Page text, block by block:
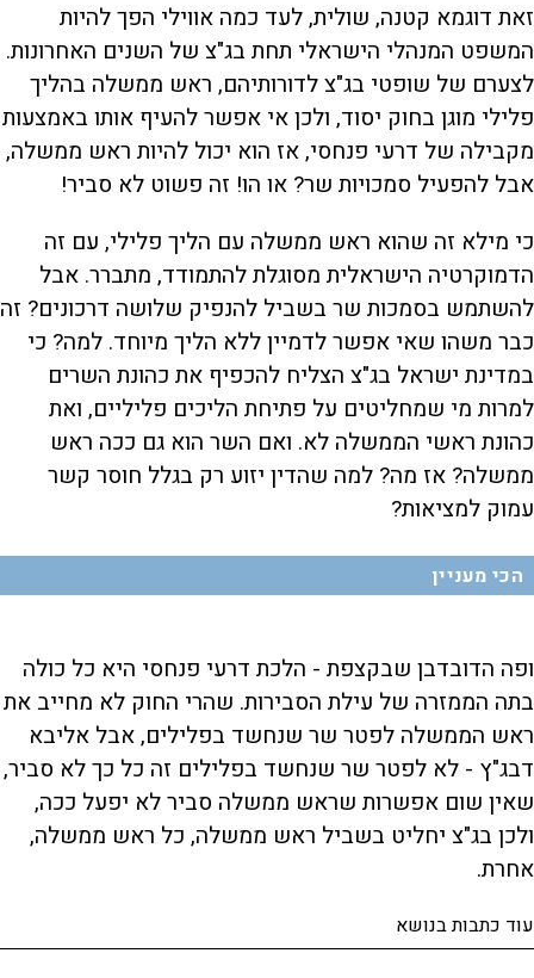
זאת דוגמא קטנה, שולית, לעד כמה אווילי הפך להיות
המשפט המנהלי הישראלי תחת בג"צ של השנים האחרונות.
לצערם של שופטי בג"צ לדורותיהם, ראש ממשלה בהליך
פלילי מוגן בחוק יסוד, ולכן אי אפשר להעיף אותו באמצעות
מקבילה של דרעי פנחסי, אז הוא יכול להיות ראש ממשלה,
אבל להפעיל סמכויות שר? או הו! זה פשוט לא סביר!
כי מילא זה שהוא ראש ממשלה עם הליך פלילי, עם זה
הדמוקרטיה הישראלית מסוגלת להתמודד, מתברר. אבל
להשתמש בסמכות שר בשביל להנפיק שלושה דרכונים? זה
כבר משהו שאי אפשר לדמיין ללא הליך מיוחד. למה? כי
במדינת ישראל בג"צ הצליח להכפיף את כהונת השרים
למרות מי שמחליטים על פתיחת הליכים פליליים, ואת
כהונת ראשי הממשלה לא. ואם השר הוא גם ככה ראש
ממשלה? אז מה? למה שהדין יזוע רק בגלל חוסר קשר
עמוק למציאות?
הכי מעניין
ופה הדובדבן שבקצפת - הלכת דרעי פנחסי היא כל כולה
בתה הממזרה של עילת הסבירות. שהרי החוק לא מחייב את
ראש הממשלה לפטר שר שנחשד בפלילים, אבל אליבא
דבג"ץ - לא לפטר שר שנחשד בפלילים זה כל כך לא סביר,
שאין שום אפשרות שראש ממשלה סביר לא יפעל ככה,
ולכן בג"צ יחליט בשביל ראש ממשלה, כל ראש ממשלה,
אחרת.
עוד כתבות בנושא